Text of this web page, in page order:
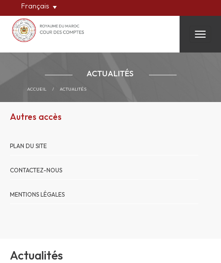
Français
ACTUALITÉS
ACCUEIL / ACTUALITÉS
Autres accès
PLAN DU SITE
CONTACTEZ-NOUS
MENTIONS LÉGALES
Actualités